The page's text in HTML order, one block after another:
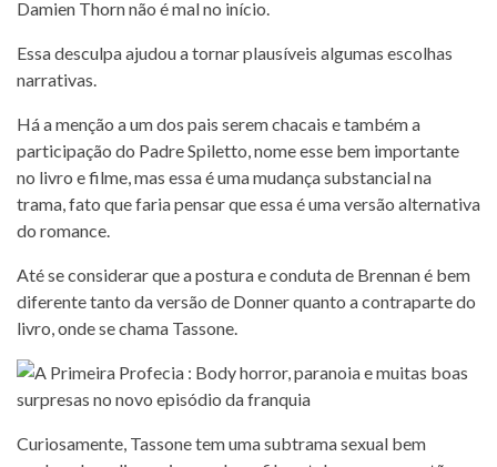
Damien Thorn não é mal no início.
Essa desculpa ajudou a tornar plausíveis algumas escolhas
narrativas.
Há a menção a um dos pais serem chacais e também a
participação do Padre Spiletto, nome esse bem importante
no livro e filme, mas essa é uma mudança substancial na
trama, fato que faria pensar que essa é uma versão alternativa
do romance.
Até se considerar que a postura e conduta de Brennan é bem
diferente tanto da versão de Donner quanto a contraparte do
livro, onde se chama Tassone.
Curiosamente, Tassone tem uma subtrama sexual bem